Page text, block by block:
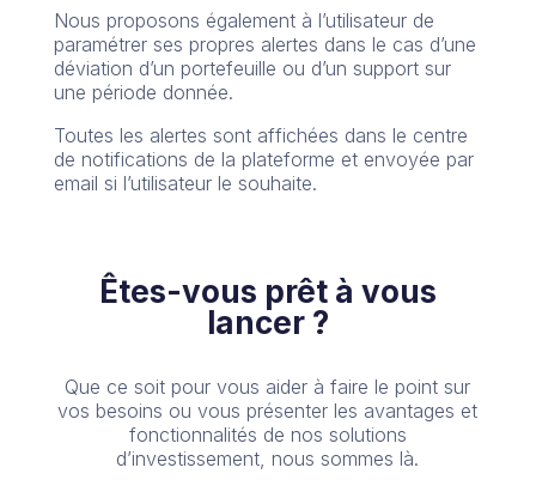
Nous proposons également à l’utilisateur de
paramétrer ses propres alertes dans le cas d’une
déviation d’un portefeuille ou d’un support sur
une période donnée.
Toutes les alertes sont affichées dans le centre
de notifications de la plateforme et envoyée par
email si l’utilisateur le souhaite.
Êtes-vous prêt à vous
lancer ?
Que ce soit pour vous aider à faire le point sur
vos besoins ou vous présenter les avantages et
fonctionnalités de nos solutions
d’investissement, nous sommes là.